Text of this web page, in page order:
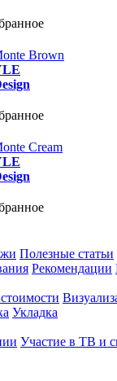
Brown
Cream
Полезные статьи
Рекомендации
Укладка
Участие в ТВ и